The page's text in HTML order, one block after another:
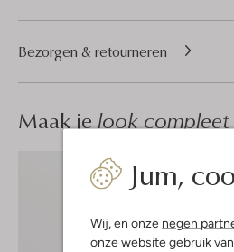
Jum,
Wij, en onze negen
onze website gebruik
Bezorgen & retourneren
Maak jelook compleet